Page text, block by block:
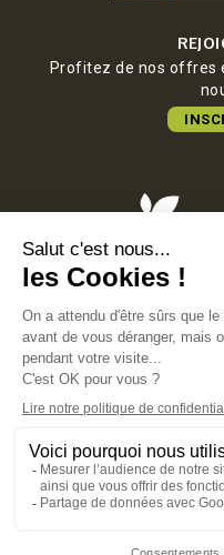
Profitez de nos offres
Boulevard
11000
POLITIQUE
POLITIQUE EN